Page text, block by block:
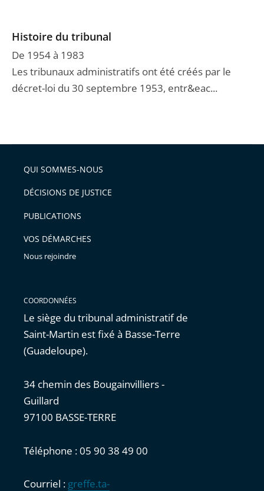
Histoire du tribunal
De 1954 à 1983
Les tribunaux administratifs ont été créés par le
décret-loi du 30 septembre 1953, entr&eac...
QUI SOMMES-NOUS
DÉCISIONS DE JUSTICE
PUBLICATIONS
VOS DÉMARCHES
Nous rejoindre
COORDONNÉES
Le siège du tribunal administratif de
Saint-Martin est fixé à Basse-Terre
(Guadeloupe).
34 chemin des Bougainvilliers -
Guillard
97100 BASSE-TERRE
Téléphone : 05 90 38 49 00
Courriel : greffe.ta-